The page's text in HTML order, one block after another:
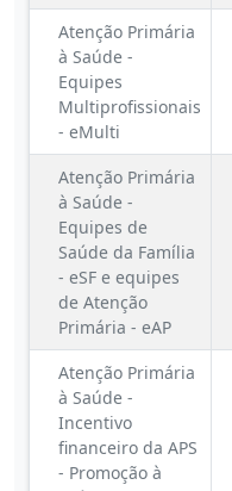
Atenção Primária
à Saúde -
Equipes
Multiprofissionais
- eMulti
Atenção Primária
à Saúde -
Equipes de
Saúde da Família
- eSF e equipes
de Atenção
Primária - eAP
Atenção Primária
à Saúde -
Incentivo
financeiro da APS
- Promoção à